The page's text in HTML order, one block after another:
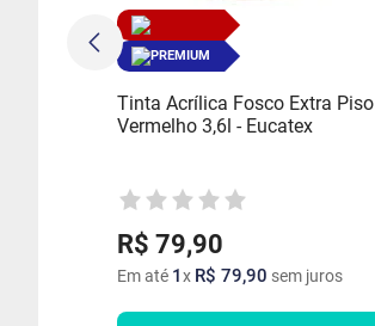
PREMIUM
Tinta Acrílica Fosco Extra Piso
Vermelho 3,6l - Eucatex
R$ 79,90
Em até 1x R$ 79,90 sem juros